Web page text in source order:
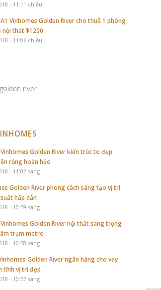
- 11:11 chiều
A1 Vinhomes Golden River cho thuê 1 phòng
nội thất $1200
- 11:06 chiều
Vinhomes Golden River kiến trúc to đẹp
rộng hoàn hảo
- 11:02 sáng
Golden River phong cách sáng tạo vị trí
hấp dẫn
- 10:59 sáng
Vinhomes Golden River nội thất sang trọng
trạm metro
- 10:58 sáng
Golden River ngân hàng cho vay
tĩnh vị trí đẹp
- 10:57 sáng